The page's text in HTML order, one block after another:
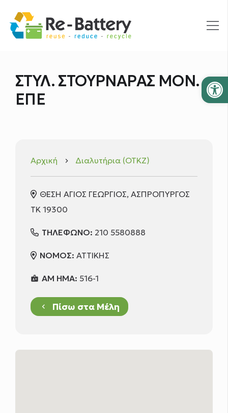
ΣΤΥΛ. ΣΤΟΥΡΝΑΡΑΣ ΜΟΝ.
ΕΠΕ
Αρχική keyboard_arrow_right Διαλυτήρια (ΟΤΚΖ)
ΘΕΣΗ ΑΓΙΟΣ ΓΕΩΡΓΙΟΣ, ΑΣΠΡΟΠΥΡΓΟΣ
ΤΚ 19300
ΤΗΛΕΦΩΝΟ: 210 5580888
ΝΟΜΟΣ:ΑΤΤΙΚΗΣ
badge ΑΜ ΗΜΑ: 516-1
keyboard_arrow_left Πίσω στα Μέλη